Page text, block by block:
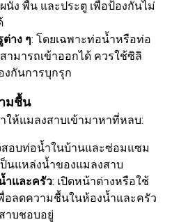
นัง พื้น และประตู เพื่อป้องกันไม่
าง ๆ: โดยเฉพาะท่อน้ำหรือท่อ
ามารถเข้าออกได้ ควรใช้ซิลิ
งกันการบุกรุก
มชื้น
ห้แมลงสาบเข้ามาหาที่หลบ:
สอบท่อน้ำในบ้านและซ่อมแซม
นแหล่งน้ำของแมลงสาบ
ำและครัว: เปิดหน้าต่างหรือใช้
อลดความชื้นในห้องน้ำและครัว
าบชอบอยู่